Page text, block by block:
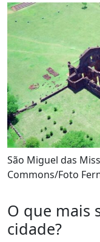
São Miguel das
Commons/Foto
O que mais
cidade?